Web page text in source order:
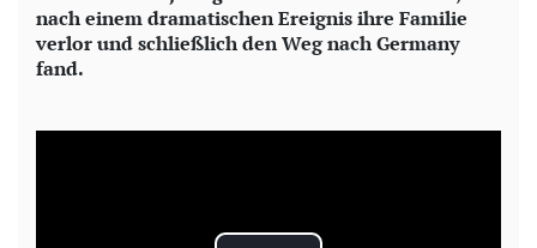
nach einem dramatischen Ereignis ihre Familie
verlor und schließlich den Weg nach Germany
fand.